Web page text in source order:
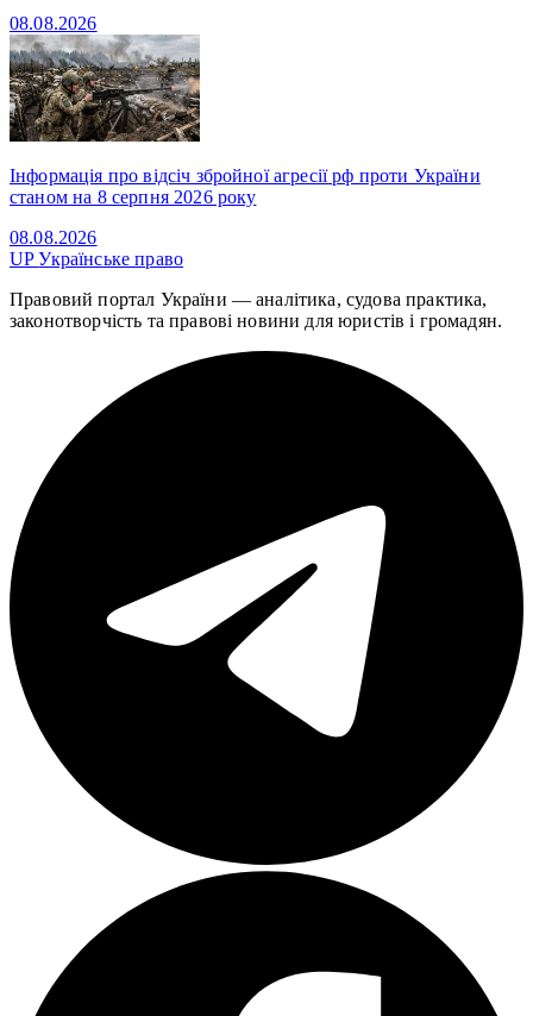
08.08.2026
Інформація про відсіч збройної агресії рф проти України
станом на 8 серпня 2026 року
08.08.2026
UPУкраїнське право
Правовий портал України — аналітика, судова практика,
законотворчість та правові новини для юристів і громадян.